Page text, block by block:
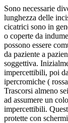
Sono necessarie
lunghezza delle
cicatrici sono in
o coperte da
possono essere
da paziente a
soggettiva.
impercettibili, poi
ipercromiche (
Trascorsi almeno
ad assumere un
impercettibili.
protette con